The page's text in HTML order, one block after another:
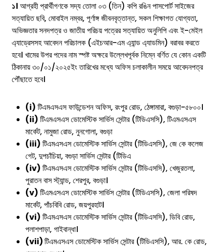
১। আগ্রহী প্রার্থীগণকে সদ্য তোলা ০৩ (তিন) কপি রঙিন পাসপোর্ট সাইজের
সত্যায়িত ছবি, মোবাইল নম্বর, পূর্ণাঙ্গ জীবনবৃত্তান্ত, সকল শিক্ষাগত যোগ্যতা,
অভিজ্ঞতার সনদপত্র ও জাতীয় পরিচয় পত্রের সত্যায়িত অনুলিপি এবং ই-মেইল
এ্যাড্রেসসহ আবেদন পরিচালক (এইচআর-এম এ্যান্ড এ্যাডমিন) বরাবর করতে
হবে। খামের উপর পদের নাম স্পষ্ট অক্ষরে উল্লেখপূর্বক নিম্নে বর্ণিত যে কোন একটি
ঠিকানায় ৩০/০১/২০২৫ইং তারিখের মধ্যে অফিস চলাকালীন সময়ে আবেদনপত্র
পৌঁছাতে হবে।
(i) টিএমএসএস ফাউন্ডেশন অফিস, রংপুর রোড, ঠেঙ্গামারা, বগুড়া-৫৮০০।
(ii) টিএমএসএস ডোমেস্টিক সার্ভিস সেন্টার (টিডিএসসি), টিএমএসএস
মার্কেট, নামুজা রোড, নুনগোলা, বগুড়া
(iii) টিএমএসএস ডোমেস্টিক সার্ভিস সেন্টার (টিডিএসসি), জে কে কলেজ
গেট, দুপচাঁচিয়া, বগুড়া সার্ভিস সেন্টার (টিডিএ
(iv) টিএমএসএস ডোমেস্টিক সার্ভিস সেন্টার (টিডিএসসি), খেজুরতলা,
পুরাতন বাস স্ট্যান্ড, শেরপুর, বগুড়া।
(v) টিএমএসএস ডোমেস্টিক সার্ভিস সেন্টার (টিডিএসসি), জেলা পরিষদ
মার্কেট, পাঁচবিবি রোড, জয়পুরহাট।
(vi) টিএমএসএস ডোমেস্টিক সার্ভিস সেন্টার (টিডিএসসি), ডিবি রোড,
পলাশপাড়া, গাইবান্ধা।
(vii)টিএমএসএস ডোমেস্টিক সার্ভিস সেন্টার (টিডিএসসি), আর. কে রোড,